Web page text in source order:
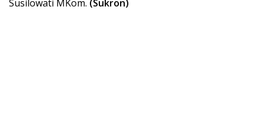
Susilowati MKom. (Sukron)